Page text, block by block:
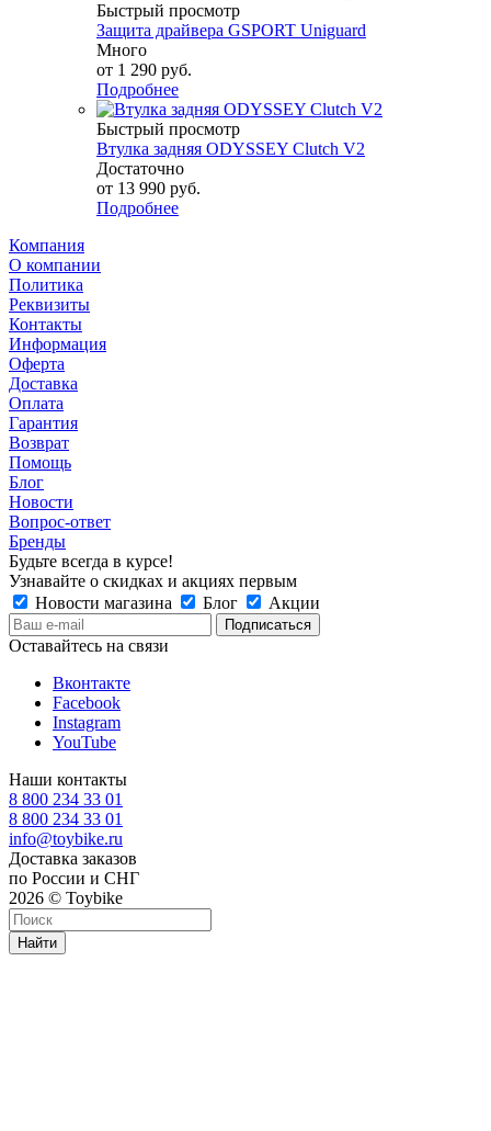
Быстрый просмотр
Защита драйвера GSPORT Uniguard
Много
от 1 290 руб.
Подробнее
Быстрый просмотр
Втулка задняя ODYSSEY Clutch V2
Достаточно
от 13 990 руб.
Подробнее
Компания
О компании
Политика
Реквизиты
Контакты
Информация
Оферта
Доставка
Оплата
Гарантия
Возврат
Помощь
Блог
Новости
Вопрос-ответ
Бренды
Будьте всегда в курсе!
Узнавайте о скидках и акциях первым
Новости магазина
Блог Акции
Оставайтесь на связи
Вконтакте
Facebook
Instagram
YouTube
Наши контакты
8 800 234 33 01
8 800 234 33 01
info@toybike.ru
Доставка заказов
по России и СНГ
2026 © Toybike
Найти